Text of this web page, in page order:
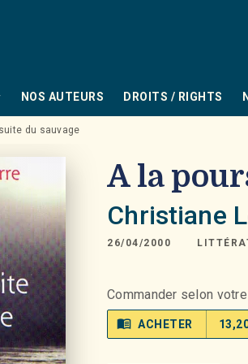
NOS AUTEURS DROITS / RIGHTS
du sauvage
A la
Christiane
26/04/2000
Commander selon
menu_book ACHETER